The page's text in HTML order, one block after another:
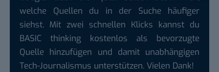
welche Quellen du in der Suche häufiger
siehst. Mit zwei schnellen Klicks kannst du
BASIC thinking kostenlos als bevorzugte
Quelle hinzufügen und damit unabhängigen
Tech-Journalismus unterstützen. Vielen Dank!